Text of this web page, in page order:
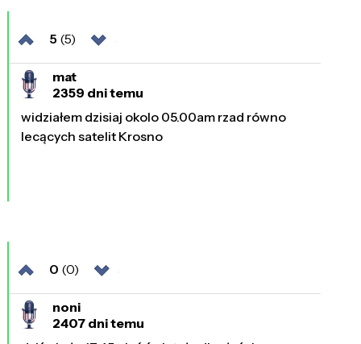
5 (5)
mat
2359 dni temu
widziałem dzisiaj okolo 05.00am rzad równo
lecących satelit Krosno
0 (0)
noni
2407 dni temu